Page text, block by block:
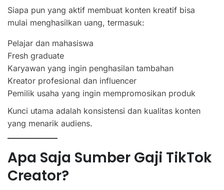
Siapa pun yang aktif membuat konten kreatif bisa
mulai menghasilkan uang, termasuk:
Pelajar dan mahasiswa
Fresh graduate
Karyawan yang ingin penghasilan tambahan
Kreator profesional dan influencer
Pemilik usaha yang ingin mempromosikan produk
Kunci utama adalah konsistensi dan kualitas konten
yang menarik audiens.
Apa Saja Sumber Gaji TikTok
Creator?